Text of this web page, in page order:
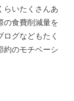
らいたくさんあ
の食費削減量を
グなどもたく
約のモチベーシ